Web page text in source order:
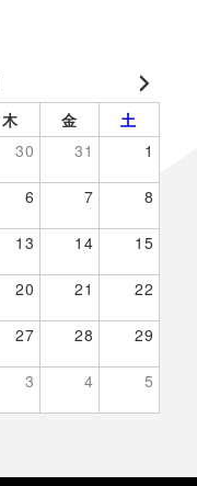
木 金
土
30 31 1
6 7 8
13 14 15
20 21 22
27 28 29
3 4 5